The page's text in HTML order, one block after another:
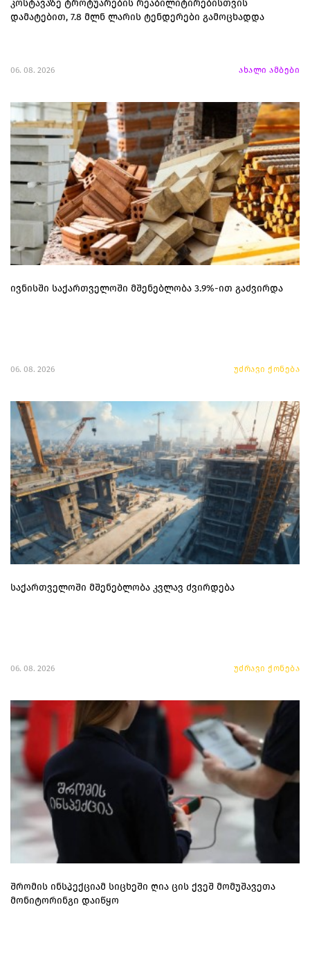
კოსტავაზე ტროტუარების რეაბილიტირებისთვის
დამატებით, 7.8 მლნ ლარის ტენდერები გამოცხადდა
06. 08. 2026 ახალი ამბები
ივნისში საქართველოში მშენებლობა 3.9%-ით გაძვირდა
06. 08. 2026 უძრავი ქონება
საქართველოში მშენებლობა კვლავ ძვირდება
06. 08. 2026 უძრავი ქონება
შრომის ინსპექციამ სიცხეში ღია ცის ქვეშ მომუშავეთა
მონიტორინგი დაიწყო